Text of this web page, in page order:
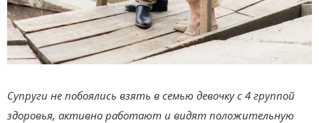
Супруги не побоялись взять в семью девочку с 4 группой
здоровья, активно работают и видят положительную